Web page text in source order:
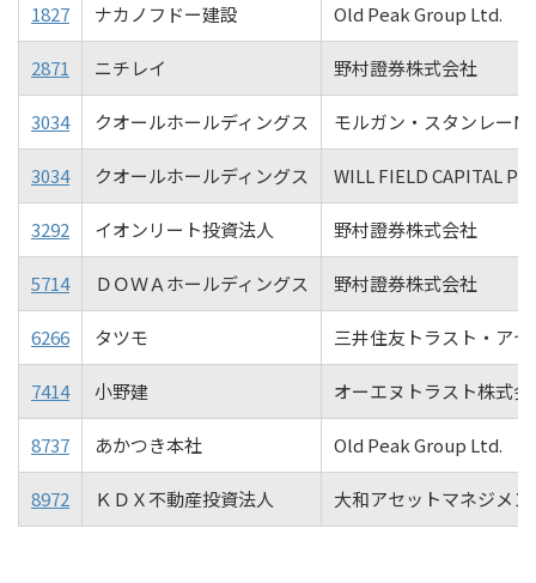
1827 ナカノフドー建設 Old Peak Group Ltd.
2871 ニチレイ 野村證券株式会社
3034 クオールホールディングス モルガン・スタンレー
3034 クオールホールディングス WILL FIELD CAPITAL
3292 イオンリート投資法人 野村證券株式会社
5714 ＤＯＷＡホールディングス 野村證券株式会社
6266 タツモ 三井住友トラスト・ア
7414 小野建 オーエヌトラスト株式会
8737 あかつき本社 Old Peak Group Ltd.
8972 ＫＤＸ不動産投資法人 大和アセットマネジメ